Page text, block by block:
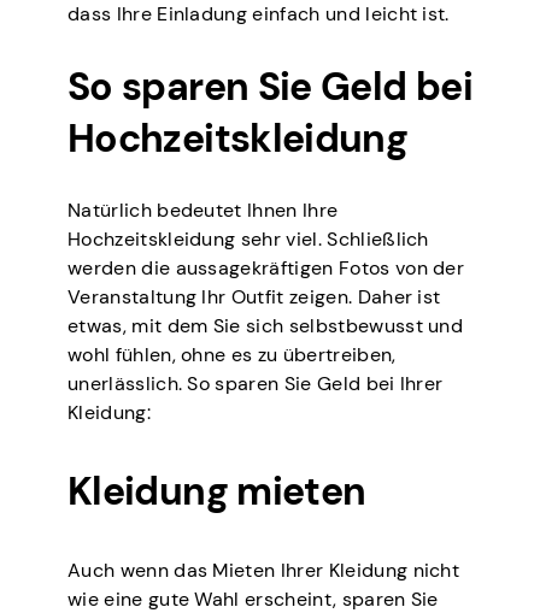
dass Ihre Einladung einfach und leicht ist.
So sparen Sie Geld bei
Hochzeitskleidung
Natürlich bedeutet Ihnen Ihre
Hochzeitskleidung sehr viel. Schließlich
werden die aussagekräftigen Fotos von der
Veranstaltung Ihr Outfit zeigen. Daher ist
etwas, mit dem Sie sich selbstbewusst und
wohl fühlen, ohne es zu übertreiben,
unerlässlich. So sparen Sie Geld bei Ihrer
Kleidung:
Kleidung mieten
Auch wenn das Mieten Ihrer Kleidung nicht
wie eine gute Wahl erscheint, sparen Sie